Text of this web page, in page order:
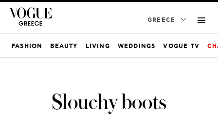
GREECE
FASHION BEAUTY LIVING WEDDINGS VOGUE TV
Slouchy boots